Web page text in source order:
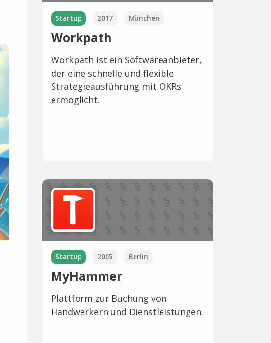
Startup 2017 München
Workpath
Workpath ist ein Softwareanbieter,
der eine schnelle und flexible
Strategieausführung mit OKRs
ermöglicht.
Startup 2005 Berlin
MyHammer
Plattform zur Buchung von
Handwerkern und Dienstleistungen.